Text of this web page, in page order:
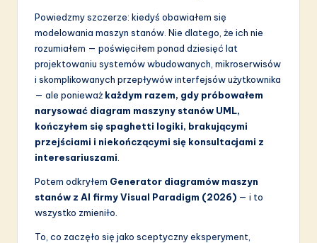
ti
Powiedzmy szczerze: kiedyś obawiałem się
modelowania maszyn stanów. Nie dlatego, że ich nie
rozumiałem — poświęciłem ponad dziesięć lat
projektowaniu systemów wbudowanych, mikroserwisów
i skomplikowanych przepływów interfejsów użytkownika
— ale ponieważ każdym razem, gdy próbowałem
narysować diagram maszyny stanów UML,
kończyłem się spaghetti logiki, brakującymi
przejściami i niekończącymi się konsultacjami z
interesariuszami
Potem odkryłem Generator diagramów maszyn
stanów z AI firmy Visual Paradigm (2026) — i to
wszystko zmieniło.
To, co zaczęło się jako sceptyczny eksperyment,